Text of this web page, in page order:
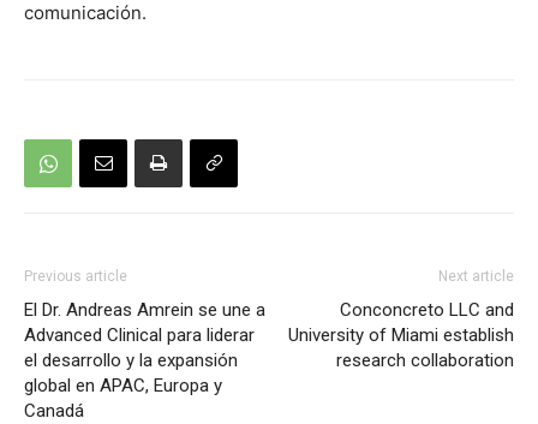
comunicación.
Previous article
El Dr. Andreas Amrein se une a
Advanced Clinical para liderar
el desarrollo y la expansión
global en APAC, Europa y
Canadá
Next article
Conconcreto LLC and
University of Miami establish
research collaboration